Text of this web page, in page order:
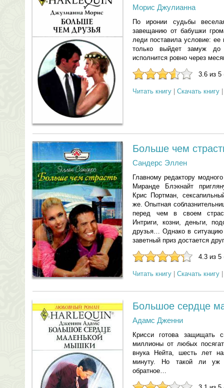
Морис Джулианна
По иронии судьбы
завещанию от бабушки
леди поставила условие: ее
только выйдет замуж
исполнится ровно через
3.6 из 5
Читать книгу Скачать книгу
Больше чем
Сандерс Эллен
Главному редактору
Миранде Блэкнайт
Крис Портман,
же. Опытная
перед чем в своем
Интриги, козни, деньги,
друзья… Однако в
заветный приз достается
4.3 из 5
Читать книгу Скачать книгу
Большое сердце
Адамс Дженни
Крисси готова защищать
миллионы от любых
внука Нейта, шесть лет
минуту. Но такой ли уж
обратное…